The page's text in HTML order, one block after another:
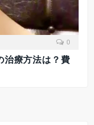
0
治療方法は？費